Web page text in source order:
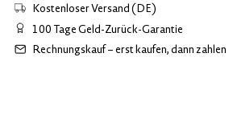
Kostenloser Versand (DE)
100 Tage Geld-Zurück-Garantie
Rechnungskauf – erst kaufen, dann zahlen